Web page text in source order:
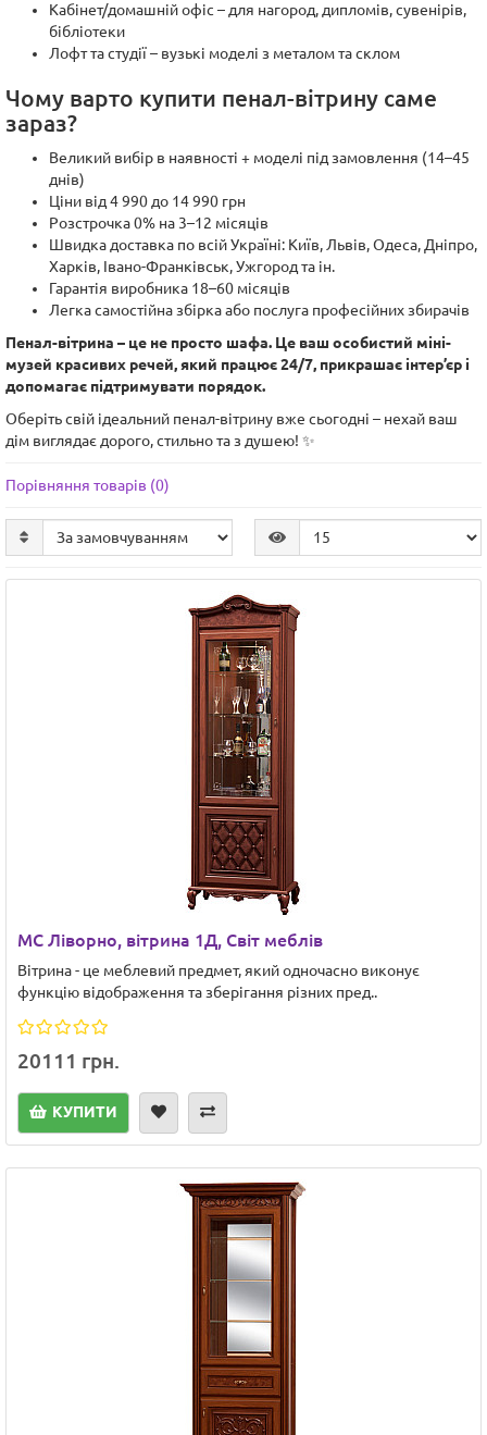
Кабінет/домашній офіс – для нагород, дипломів, сувенірів,
бібліотеки
Лофт та студії – вузькі моделі з металом та склом
Чому варто купити пенал-вітрину саме
зараз?
Великий вибір в наявності + моделі під замовлення (14–45
днів)
Ціни від 4 990 до 14 990 грн
Розстрочка 0% на 3–12 місяців
Швидка доставка по всій Україні: Київ, Львів, Одеса, Дніпро,
Харків, Івано-Франківськ, Ужгород та ін.
Гарантія виробника 18–60 місяців
Легка самостійна збірка або послуга професійних збирачів
Пенал-вітрина – це не просто шафа. Це ваш особистий міні-
музей красивих речей, який працює 24/7, прикрашає інтер’єр і
допомагає підтримувати порядок.
Оберіть свій ідеальний пенал-вітрину вже сьогодні – нехай ваш
дім виглядає дорого, стильно та з душею! ✨
Порівняння товарів (0)
МС Ліворно, вітрина 1Д, Світ меблів
Вітрина - це меблевий предмет, який одночасно виконує
функцію відображення та зберігання різних пред..
20111 грн.
КУПИТИ